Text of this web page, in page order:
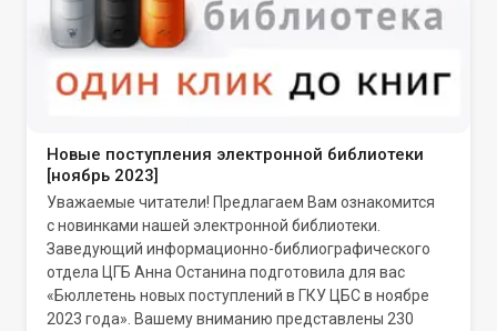
Новые поступления электронной библиотеки
[ноябрь 2023]
Уважаемые читатели! Предлагаем Вам ознакомится
с новинками нашей электронной библиотеки.
Заведующий информационно-библиографического
отдела ЦГБ Анна Останина подготовила для вас
«Бюллетень новых поступлений в ГКУ ЦБС в ноябре
2023 года». Вашему вниманию представлены 230